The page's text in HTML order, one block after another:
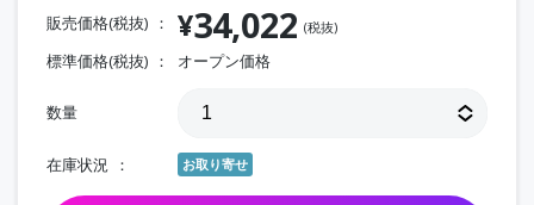
販売価格(税抜) ¥34,022 (税抜)
標準価格(税抜) オープン価格
数量
在庫状況 お取り寄せ